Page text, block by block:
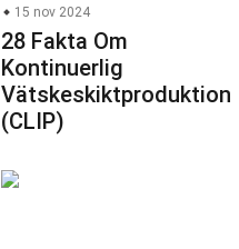
15 nov 2024
28 Fakta Om
Kontinuerlig
Vätskeskiktproduktion
(CLIP)